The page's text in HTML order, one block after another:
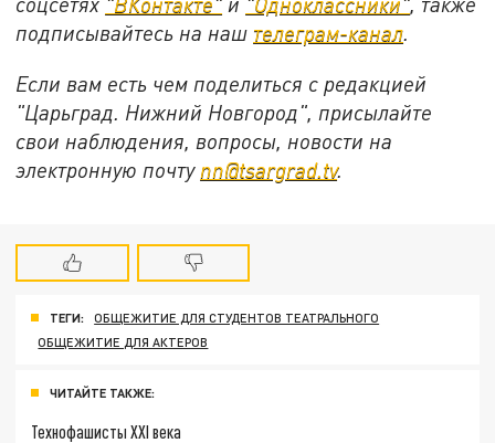
подписывайтесь на наш телеграм-канал.
Если вам есть чем поделиться с редакцией
"Царьград. Нижний Новгород", присылайте
свои наблюдения, вопросы, новости на
электронную почту nn@tsargrad.tv.
ТЕГИ:
ОБЩЕЖИТИЕ ДЛЯ СТУДЕНТОВ ТЕАТРАЛЬНОГО
ОБЩЕЖИТИЕ ДЛЯ АКТЕРОВ
ЧИТАЙТЕ ТАКЖЕ:
Технофашисты XXI века